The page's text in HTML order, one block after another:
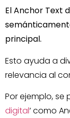
El Anchor Text
principal.
Esto ayuda a
relevancia al
Por ejemplo, se
digital’ como